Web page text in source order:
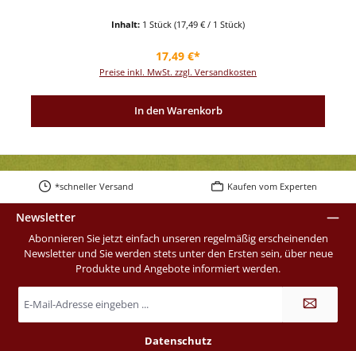
Inhalt: 1 Stück (17,49 € / 1 Stück)
Regulärer Preis:
17,49 €*
Preise inkl. MwSt. zzgl. Versandkosten
In den Warenkorb
*schneller Versand Kaufen vom Experten
Newsletter
Abonnieren Sie jetzt einfach unseren regelmäßig erscheinenden
Newsletter und Sie werden stets unter den Ersten sein, über neue
Produkte und Angebote informiert werden.
Mail-
Datenschutz